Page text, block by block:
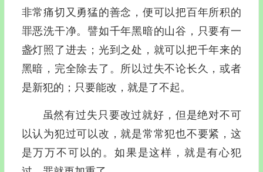
非常痛切又勇猛的善念，便可以把百年所积的
罪恶洗干净。譬如千年黑暗的山谷，只要有一
盏灯照了进去；光到之处，就可以把千年来的
黑暗，完全除去了。所以过失不论长久，或者
是新犯的；只要能改，就是了不起。
虽然有过失只要改过就好，但是绝对不可
以认为犯过可以改，就是常常犯也不要紧，这
是万万不可以的。如果是这样，就是有心犯